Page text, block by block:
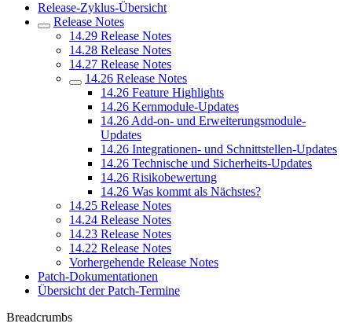
Release-Zyklus-Übersicht
Release Notes
14.29 Release Notes
14.28 Release Notes
14.27 Release Notes
14.26 Release Notes
14.26 Feature Highlights
14.26 Kernmodule-Updates
14.26 Add-on- und Erweiterungsmodule-
Updates
14.26 Integrationen- und Schnittstellen-Updates
14.26 Technische und Sicherheits-Updates
14.26 Risikobewertung
14.26 Was kommt als Nächstes?
14.25 Release Notes
14.24 Release Notes
14.23 Release Notes
14.22 Release Notes
Vorhergehende Release Notes
Patch-Dokumentationen
Übersicht der Patch-Termine
Breadcrumbs